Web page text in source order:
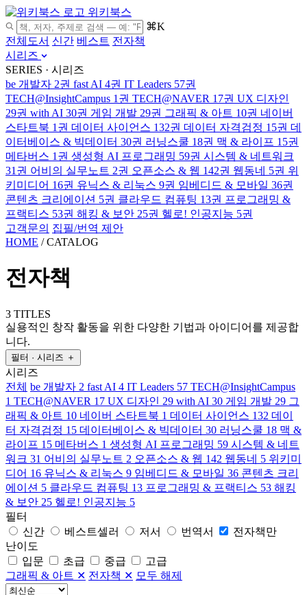
위키북스
⌘K
전체도서 신간 베스트 전자책
시리즈
SERIES · 시리즈
be 개발자 2권 fast AI 4권 IT Leaders 57권
TECH@InsightCampus 1권 TECH@NAVER 17권 UX 디자인
29권 with AI 30권 게임 개발 29권 그래픽 & 아트 10권 네이버
스타트북 1권 데이터 사이언스 132권 데이터 자격검정 15권 데
이터베이스 & 빅데이터 30권 러닝스쿨 18권 맥 & 라이프 15권
메타버스 1권 생성형 AI 프로그래밍 59권 시스템 & 네트워크
31권 어비의 실무노트 2권 오픈소스 & 웹 142권 웹동네 5권 위
키미디어 16권 유닉스 & 리눅스 9권 임베디드 & 모바일 36권
콘텐츠 크리에이션 5권 클라우드 컴퓨팅 13권 프로그래밍 &
프랙티스 53권 해킹 & 보안 25권 헬로! 인공지능 5권
고객문의 집필/번역 제안
HOME / CATALOG
전자책
3 TITLES
실용적인 창작 활동을 위한 다양한 기법과 아이디어를 제공합
니다.
필터 · 시리즈 ＋
시리즈
전체 be 개발자 2 fast AI 4 IT Leaders 57 TECH@InsightCampus
1 TECH@NAVER 17 UX 디자인 29 with AI 30 게임 개발 29 그
래픽 & 아트 10 네이버 스타트북 1 데이터 사이언스 132 데이
터 자격검정 15 데이터베이스 & 빅데이터 30 러닝스쿨 18 맥 &
라이프 15 메타버스 1 생성형 AI 프로그래밍 59 시스템 & 네트
워크 31 어비의 실무노트 2 오픈소스 & 웹 142 웹동네 5 위키미
디어 16 유닉스 & 리눅스 9 임베디드 & 모바일 36 콘텐츠 크리
에이션 5 클라우드 컴퓨팅 13 프로그래밍 & 프랙티스 53 해킹
& 보안 25 헬로! 인공지능 5
필터
신간
베스트셀러 저서 번역서
전자책만
난이도
입문
초급 중급
고급
그래픽 & 아트 ✕ 전자책 ✕ 모두 해제